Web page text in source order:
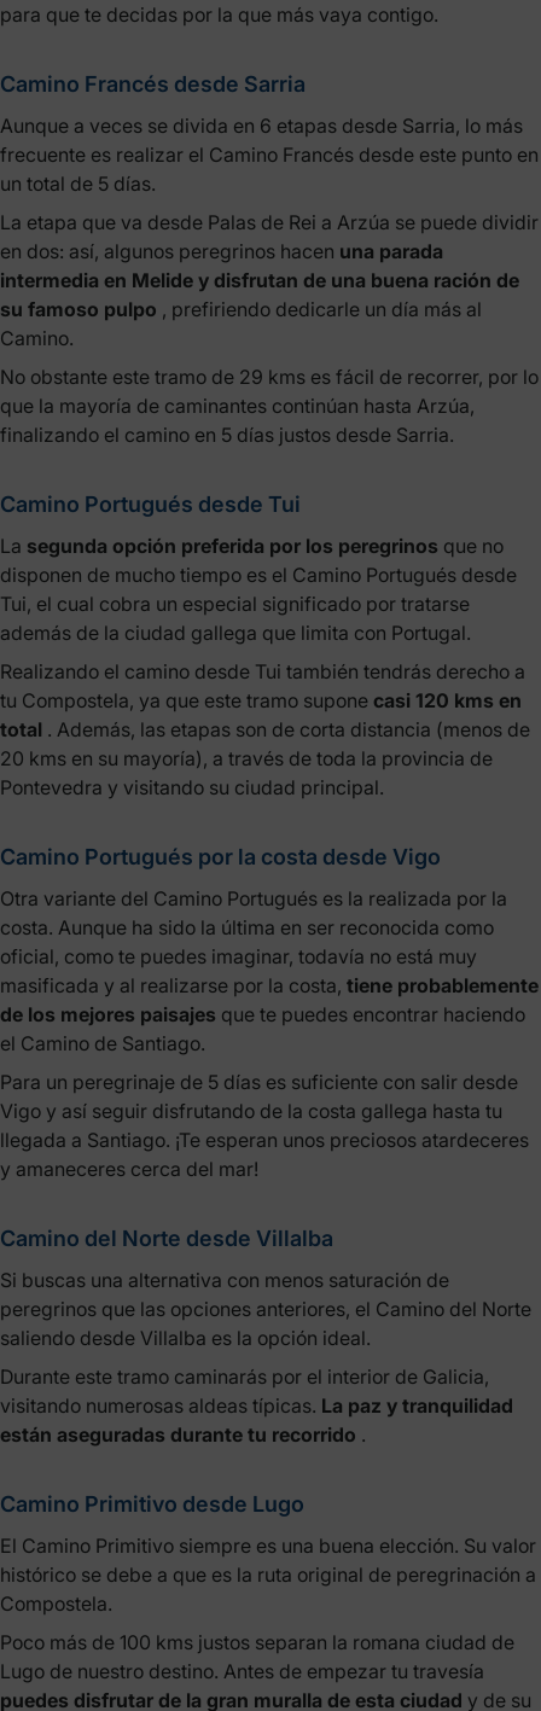
para que te decidas por la que más vaya contigo.
Camino Francés desde Sarria
Aunque a veces se divida en 6 etapas desde Sarria, lo más
frecuente es realizar el Camino Francés desde este punto en
un total de 5 días.
La etapa que va desde Palas de Rei a Arzúa se puede dividir
en dos: así, algunos peregrinos hacen una parada
intermedia en Melide y disfrutan de una buena ración de
su famoso pulpo , prefiriendo dedicarle un día más al
Camino.
No obstante este tramo de 29 kms es fácil de recorrer, por lo
que la mayoría de caminantes continúan hasta Arzúa,
finalizando el camino en 5 días justos desde Sarria.
Camino Portugués desde Tui
La segunda opción preferida por los peregrinos que no
disponen de mucho tiempo es el Camino Portugués desde
Tui, el cual cobra un especial significado por tratarse
además de la ciudad gallega que limita con Portugal.
Realizando el camino desde Tui también tendrás derecho a
tu Compostela, ya que este tramo supone casi 120 kms en
total . Además, las etapas son de corta distancia (menos de
20 kms en su mayoría), a través de toda la provincia de
Pontevedra y visitando su ciudad principal.
Camino Portugués por la costa desde Vigo
Otra variante del Camino Portugués es la realizada por la
costa. Aunque ha sido la última en ser reconocida como
oficial, como te puedes imaginar, todavía no está muy
masificada y al realizarse por la costa, tiene probablemente
de los mejores paisajes que te puedes encontrar haciendo
el Camino de Santiago.
Para un peregrinaje de 5 días es suficiente con salir desde
Vigo y así seguir disfrutando de la costa gallega hasta tu
llegada a Santiago. ¡Te esperan unos preciosos atardeceres
y amaneceres cerca del mar!
Camino del Norte desde Villalba
Si buscas una alternativa con menos saturación de
peregrinos que las opciones anteriores, el Camino del Norte
saliendo desde Villalba es la opción ideal.
Durante este tramo caminarás por el interior de Galicia,
visitando numerosas aldeas típicas. La paz y tranquilidad
están aseguradas durante tu recorrido .
Camino Primitivo desde Lugo
El Camino Primitivo siempre es una buena elección. Su valor
histórico se debe a que es la ruta original de peregrinación a
Compostela.
Poco más de 100 kms justos separan la romana ciudad de
Lugo de nuestro destino. Antes de empezar tu travesía
puedes disfrutar de la gran muralla de esta ciudad y de su